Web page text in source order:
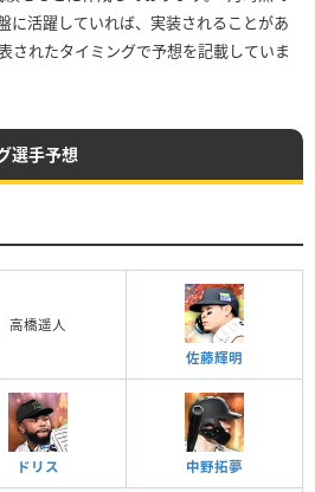
に活躍していれば、実装されることがあ
されたタイミングで予想を記載していま
選手予想
高橋遥人
佐藤輝明
ドリス
中野拓夢